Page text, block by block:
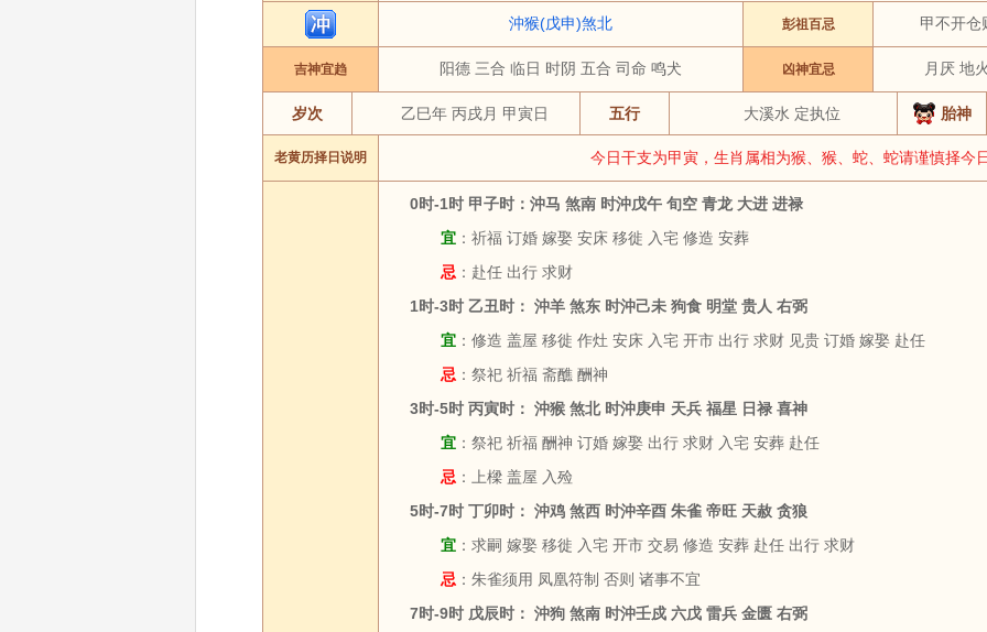
沖猴(戊申)煞北 彭祖百忌 甲不开仓
吉神宜趋 阳德 三合 临日 时阴 五合 司命 鸣犬 凶神宜忌 月厌 地
岁次 乙巳年 丙戌月 甲寅日 五行 大溪水 定执位 胎神
老黄历择日说明 今日干支为甲寅，生肖属相为猴、猴、蛇、蛇请谨慎择今
0时-1时 甲子时：沖马 煞南 时沖戊午 旬空 青龙 大进 进禄
宜 ：祈福 订婚 嫁娶 安床 移徙 入宅 修造 安葬
忌 ：赴任 出行 求财
1时-3时 乙丑时： 沖羊 煞东 时沖己未 狗食 明堂 贵人 右弼
宜 ：修造 盖屋 移徙 作灶 安床 入宅 开市 出行 求财 见贵 订婚 嫁娶 赴任
忌 ：祭祀 祈福 斋醮 酬神
3时-5时 丙寅时： 沖猴 煞北 时沖庚申 天兵 福星 日禄 喜神
宜 ：祭祀 祈福 酬神 订婚 嫁娶 出行 求财 入宅 安葬 赴任
忌 ：上樑 盖屋 入殓
5时-7时 丁卯时： 沖鸡 煞西 时沖辛酉 朱雀 帝旺 天赦 贪狼
宜 ：求嗣 嫁娶 移徙 入宅 开市 交易 修造 安葬 赴任 出行 求财
忌 ：朱雀须用 凤凰符制 否则 诸事不宜
7时-9时 戊辰时： 沖狗 煞南 时沖壬戍 六戊 雷兵 金匮 右弼